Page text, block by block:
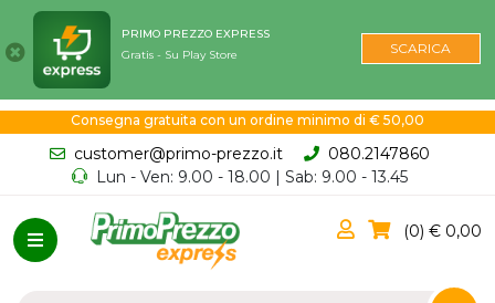
PRIMO PREZZO EXPRESS
Gratis - Su Play Store
SCARICA
Consegna gratuita con un ordine minimo di € 50,00
customer@primo-prezzo.it
080.2147860
Lun - Ven: 9.00 - 18.00 | Sab: 9.00 - 13.45
0 0,00